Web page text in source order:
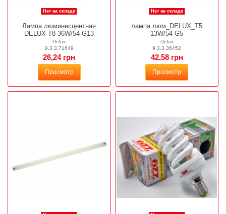
Нет на складе
Лампа люминесцентная
DELUX T8 36W/54 G13
Delux
9.3.3.71649
26,24 грн
Просмотр
Нет на складе
лампа люм_DELUX_T5
13W/54 G5
Delux
9.3.3.36452
42,58 грн
Просмотр